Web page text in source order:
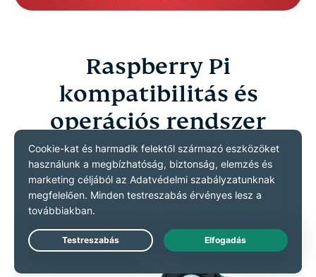
Raspberry Pi
kompatibilitás és
operációs rendszer
támogatás
Teljes támogatási információk Raspberry Pi
modellekhez és Linux-alapú operációs rendszerekhez
Live Chat